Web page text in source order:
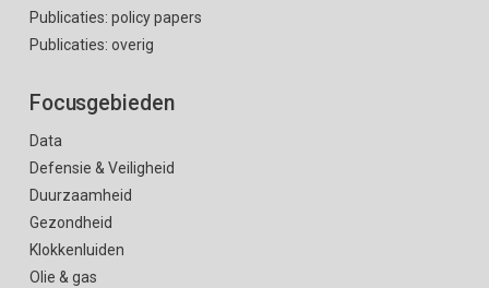
Publicaties: policy papers
Publicaties: overig
Focusgebieden
Data
Defensie & Veiligheid
Duurzaamheid
Gezondheid
Klokkenluiden
Olie & gas